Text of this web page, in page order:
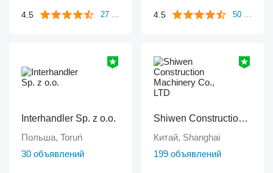
4.5 27 отзывов 4.5 50 отзывов
Interhandler Sp. z o.o.
Польша, Toruń
30 объявлений
Shiwen Construction Machinery Co., LTD
Китай, Shanghai
199 объявлений